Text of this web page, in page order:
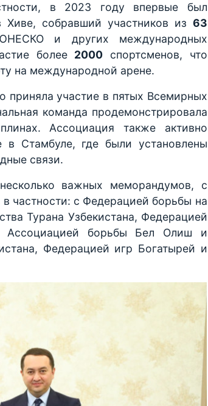
в 2023 году впервые был
Хиве, собравший участников из 63
и других международных
более 2000 спортсменов, что
на международной арене.
приняла участие в пятых Всемирных
команда продемонстрировала
Ассоциация также активно
в Стамбуле, где были установлены
связи.
важных меморандумов, с
частности: с Федерацией борьбы на
Турана Узбекистана, Федерацией
Ассоциацией борьбы Бел Олиш и
Федерацией игр Богатырей и